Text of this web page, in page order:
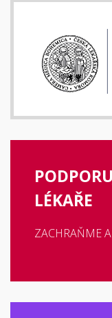
LÉKAŘE
ZACHRAŇME